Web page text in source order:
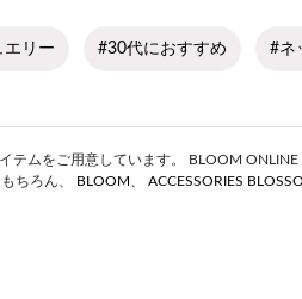
エリー #30代におすすめ #ネ
ムをご用意しています。 BLOOM ONLINE
ちろん、 BLOOM ACCESSORIES